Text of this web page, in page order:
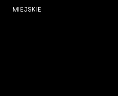
woj. warmińsko-mazurskie
MIEJSKIE